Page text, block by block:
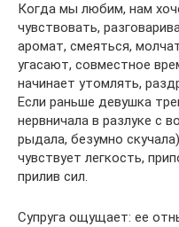
Когда мы любим, нам
чувствовать,
аромат, смеяться,
угасают, совместное
начинает утомлять,
Если раньше девушка
нервничала в разлуке с
рыдала, безумно
чувствует легкость,
прилив сил.
Супруга ощущает: ее